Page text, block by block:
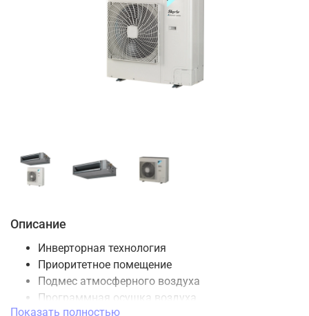
Описание
Инверторная технология
Приоритетное помещение
Подмес атмосферного воздуха
Программная осушка воздуха
Показать полностью